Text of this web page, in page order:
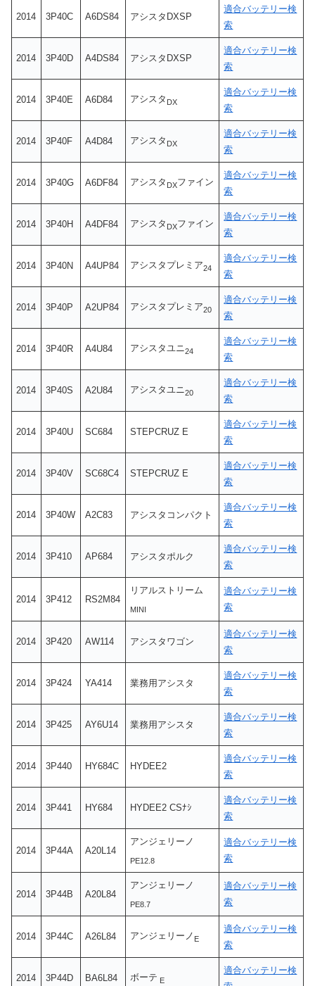
2014 3P40C A6DS84 アシスタDXSP
適合バッテリー検
索
2014 3P40D A4DS84 アシスタDXSP
適合バッテリー検
索
2014 3P40E A6D84 アシスタ DX
適合バッテリー検
索
2014 3P40F A4D84 アシスタ DX
適合バッテリー検
索
2014 3P40G A6DF84 アシスタ DXファイン
適合バッテリー検
索
2014 3P40H A4DF84 アシスタ DXファイン
適合バッテリー検
索
2014 3P40N A4UP84 アシスタプレミア24
適合バッテリー検
索
2014 3P40P A2UP84 アシスタプレミア20
適合バッテリー検
索
2014 3P40R A4U84 アシスタユニ24
適合バッテリー検
索
2014 3P40S A2U84 アシスタユニ20
適合バッテリー検
索
2014 3P40U SC684 STEPCRUZ E
適合バッテリー検
索
2014 3P40V SC68C4 STEPCRUZ E
適合バッテリー検
索
2014 3P40W A2C83 アシスタコンパクト
適合バッテリー検
索
2014 3P410 AP684 アシスタポルク
適合バッテリー検
索
2014 3P412 RS2M84
リアルストリーム
MINI
適合バッテリー検
索
2014 3P420 AW114 アシスタワゴン
適合バッテリー検
索
2014 3P424 YA414 業務用アシスタ
適合バッテリー検
索
2014 3P425 AY6U14 業務用アシスタ
適合バッテリー検
索
2014 3P440 HY684C HYDEE2
適合バッテリー検
索
2014 3P441 HY684 HYDEE2 CSﾅｼ
適合バッテリー検
索
2014 3P44A A20L14
アンジェリーノ
PE12.8
適合バッテリー検
索
2014 3P44B A20L84
アンジェリーノ
PE8.7
適合バッテリー検
索
2014 3P44C A26L84 アンジェリーノ E
適合バッテリー検
索
2014 3P44D BA6L84 ボーテ E
適合バッテリー検